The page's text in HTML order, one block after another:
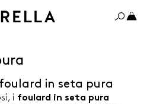
in seta pura
i foulard in seta pura